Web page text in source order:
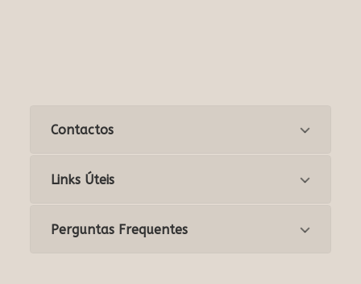
Contactos
Links Úteis
Perguntas Frequentes